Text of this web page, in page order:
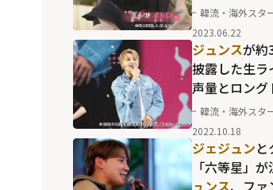
韓流・海外スタ
2023.06.22
ジュンスが約
披露した生ラ
声量とロン
える極上のバ
韓流・海外スタ
2022.10.18
ジェジュン
「六等星」
ュンス、ファ